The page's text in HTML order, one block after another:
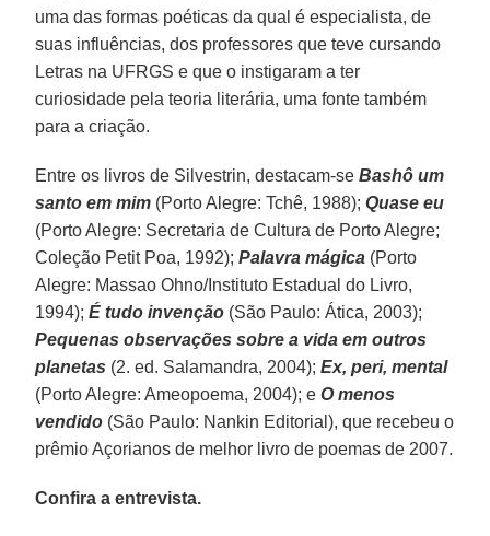
uma das formas poéticas da qual é especialista, de
suas influências, dos professores que teve cursando
Letras na UFRGS e que o instigaram a ter
curiosidade pela teoria literária, uma fonte também
para a criação.
Entre os livros de Silvestrin, destacam-seBashô um
santo em mim (Porto Alegre: Tchê, 1988);Quase eu
(Porto Alegre: Secretaria de Cultura de Porto Alegre;
Coleção Petit Poa, 1992); Palavra mágica (Porto
Alegre: Massao Ohno/Instituto Estadual do Livro,
1994);É tudo invenção (São Paulo: Ática, 2003);
Pequenas observações sobre a vida em outros
planetas (2. ed. Salamandra, 2004);Ex, peri, mental
(Porto Alegre: Ameopoema, 2004); eO menos
vendido (São Paulo: Nankin Editorial), que recebeu o
prêmio Açorianos de melhor livro de poemas de 2007.
Confira a entrevista.